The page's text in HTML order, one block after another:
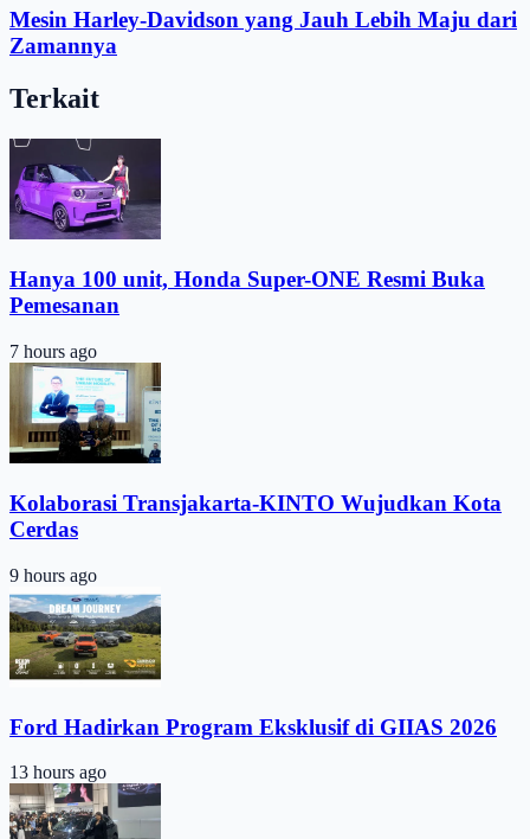
Mesin Harley-Davidson yang Jauh Lebih Maju dari
Zamannya
Terkait
Hanya 100 unit, Honda Super-ONE Resmi Buka
Pemesanan
7 hours ago
Kolaborasi Transjakarta-KINTO Wujudkan Kota
Cerdas
9 hours ago
Ford Hadirkan Program Eksklusif di GIIAS 2026
13 hours ago